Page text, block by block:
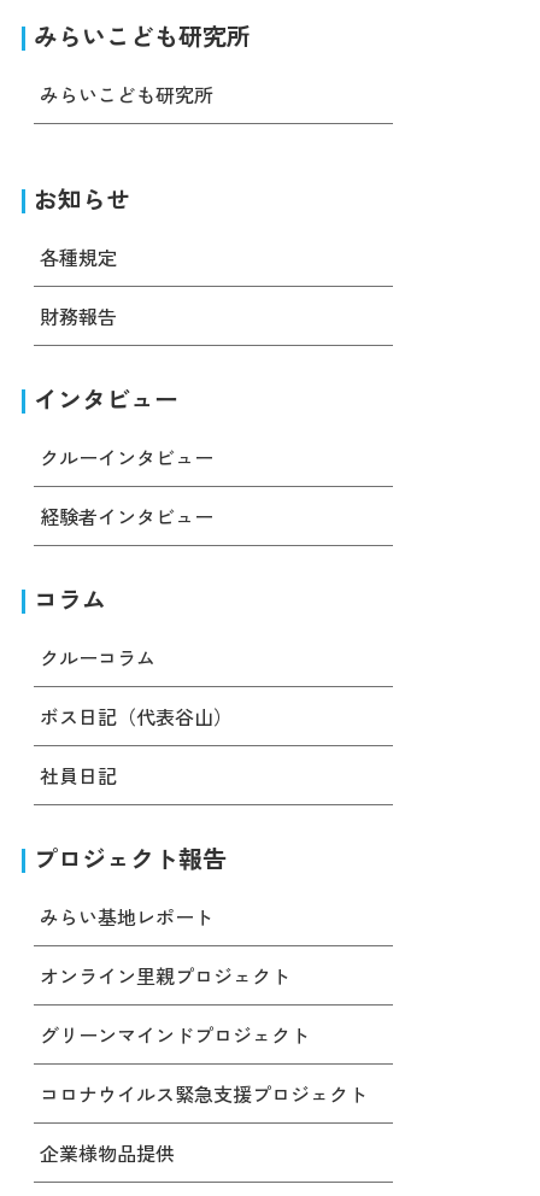
みらいこども研究所
みらいこども研究所
お知らせ
各種規定
財務報告
インタビュー
クルーインタビュー
経験者インタビュー
コラム
クルーコラム
ボス日記（代表谷山）
社員日記
プロジェクト報告
みらい基地レポート
オンライン里親プロジェクト
グリーンマインドプロジェクト
コロナウイルス緊急支援プロジェクト
企業様物品提供